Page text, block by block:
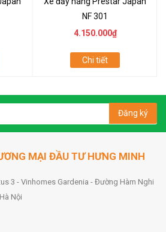
NF 301
4.150.000₫
Chi tiết
Đăng ký
MẠI ĐẦU TƯ HƯNG MINH
3 - Vinhomes Gardenia - Đường Hàm Nghi
Nội